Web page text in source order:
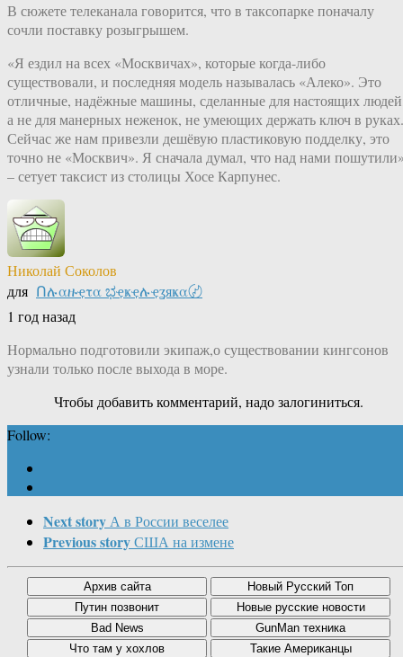
В сюжете телеканала говорится, что в таксопарке поначалу
сочли поставку розыгрышем.
«Я ездил на всех «Москвичах», которые когда-либо
существовали, и последняя модель называлась «Алеко». Это
отличные, надёжные машины, сделанные для настоящих
а не для манерных неженок, не умеющих держать ключ в руках.
Сейчас же нам привезли дешёвую пластиковую подделку, это
точно не «Москвич». Я сначала думал, что над нами
– сетует таксист из столицы Хосе Карпунес.
Николай Соколов
для Ոሉαዙҿτα ಭҿҝҿሉҿʓяҝα〄
1 год назад
Нормально подготовили экипаж,о существовании кингсонов
узнали только после выхода в море.
Чтобы добавить комментарий, надо залогиниться.
Follow:
Next storyА в России веселее
Previous storyСША на измене